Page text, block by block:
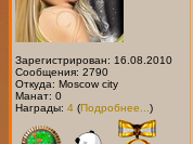
Зарегистрирован: 16.08.2010
Сообщения: 2790
Откуда: Moscow city
Манат: 0
Награды: 4 (Подробнее... )